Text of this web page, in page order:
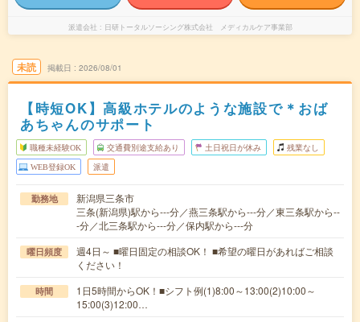
派遣会社 日研トータルソーシング株式会社 メディカルケア事業部
未読 掲載日 2026/08/01
【時短OK】高級ホテルのような施設で＊おば
あちゃんのサポート
職種未経験OK 交通費別途支給あり 土日祝日が休み 残業なし
WEB登録OK 派遣
勤務地
新潟県三条市
三条(新潟県)駅から---分／燕三条駅から---分／東三条駅から--
-分／北三条駅から---分／保内駅から---分
曜日頻度
週4日～ ■曜日固定の相談OK！ ■希望の曜日があればご相談
ください！
時間
1日5時間からOK！■シフト例(1)8:00～13:00(2)10:00～
15:00(3)12:00…